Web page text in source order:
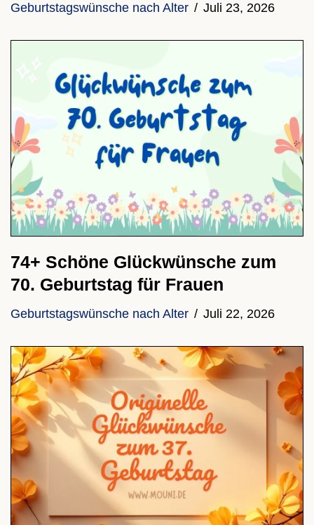
Geburtstagswünsche nach Alter Juli 23, 2026
74+ Schöne Glückwünsche zum
70. Geburtstag für Frauen
Geburtstagswünsche nach Alter Juli 22, 2026